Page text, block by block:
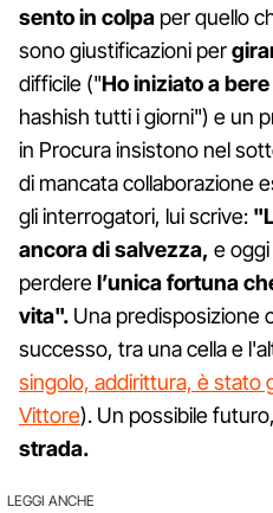
sento in colpa per quello
sono giustificazioni per
difficile ("Ho iniziato a
hashish tutti i giorni") e un
in Procura insistono nel
di mancata collaborazione
gli interrogatori, lui scrive:
ancora di salvezza, e
perderel’unica fortuna
vita". Una predisposizione
successo, tra una cella e
singolo, addirittura, è stato
Vittore). Un possibile futuro,
strada.
LEGGI ANCHE